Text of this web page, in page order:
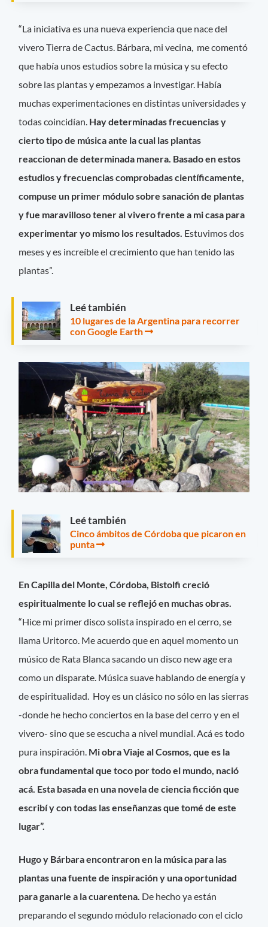
“La iniciativa es una nueva experiencia que nace del
vivero Tierra de Cactus. Bárbara, mi vecina, me comentó
que había unos estudios sobre la música y su efecto
sobre las plantas y empezamos a investigar. Había
muchas experimentaciones en distintas universidades y
todas coincidían. Hay determinadas frecuencias y
cierto tipo de música ante la cual las plantas
reaccionan de determinada manera. Basado en estos
estudios y frecuencias comprobadas científicamente,
compuse un primer módulo sobre sanación de plantas
y fue maravilloso tener al vivero frente a mi casa para
experimentar yo mismo los resultados. Estuvimos dos
meses y es increíble el crecimiento que han tenido las
plantas”.
Leé también
10 lugares de la Argentina para recorrer
con Google Earth
Leé también
Cinco ámbitos de Córdoba que picaron en
punta
En Capilla del Monte, Córdoba, Bistolfi creció
espiritualmente lo cual se reflejó en muchas obras.
“Hice mi primer disco solista inspirado en el cerro, se
llama Uritorco. Me acuerdo que en aquel momento un
músico de Rata Blanca sacando un disco new age era
como un disparate. Música suave hablando de energía y
de espiritualidad. Hoy es un clásico no sólo en las sierras
-donde he hecho conciertos en la base del cerro y en el
vivero- sino que se escucha a nivel mundial. Acá es todo
pura inspiración. Mi obra Viaje al Cosmos, que es la
obra fundamental que toco por todo el mundo, nació
acá. Esta basada en una novela de ciencia ficción que
escribí y con todas las enseñanzas que tomé de este
lugar”.
Hugo y Bárbara encontraron en la música para las
plantas una fuente de inspiración y una oportunidad
para ganarle a la cuarentena. De hecho ya están
preparando el segundo módulo relacionado con el ciclo